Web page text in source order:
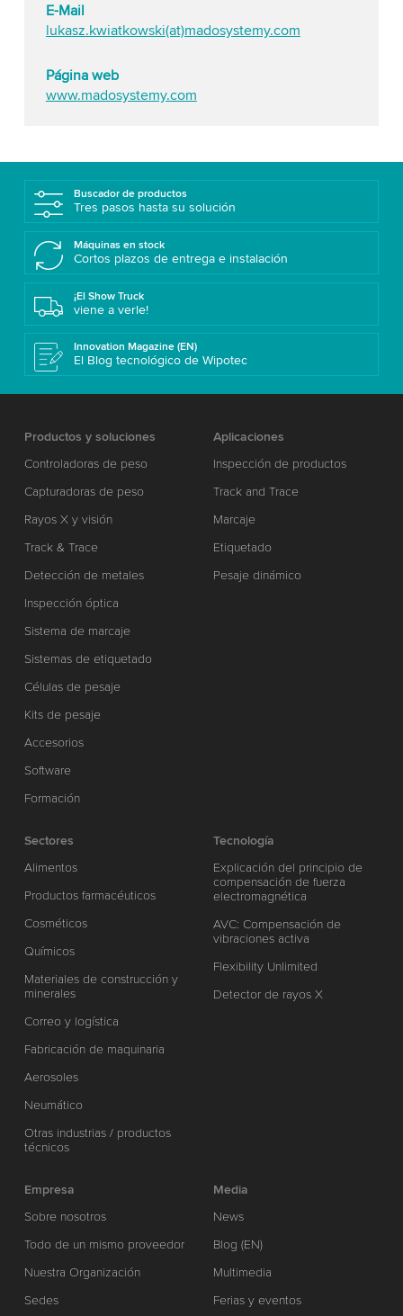
E-Mail
lukasz.kwiatkowski(at)madosystemy.com
Página web
www.madosystemy.com
Buscador de productos
Tres pasos hasta su solución
Máquinas en stock
Cortos plazos de entrega e instalación
¡El Show Truck
viene a verle!
Innovation Magazine (EN)
El Blog tecnológico de Wipotec
Productos y soluciones
Controladoras de peso
Capturadoras de peso
Rayos X y visión
Track & Trace
Detección de metales
Inspección óptica
Sistema de marcaje
Sistemas de etiquetado
Células de pesaje
Kits de pesaje
Accesorios
Software
Formación
Aplicaciones
Inspección de productos
Track and Trace
Marcaje
Etiquetado
Pesaje dinámico
Sectores
Alimentos
Productos farmacéuticos
Cosméticos
Químicos
Materiales de construcción y
minerales
Correo y logística
Fabricación de maquinaria
Aerosoles
Neumático
Otras industrias / productos
técnicos
Tecnología
Explicación del principio de
compensación de fuerza
electromagnética
AVC: Compensación de
vibraciones activa
Flexibility Unlimited
Detector de rayos X
Empresa
Sobre nosotros
Todo de un mismo proveedor
Nuestra Organización
Sedes
Media
News
Blog (EN)
Multimedia
Ferias y eventos